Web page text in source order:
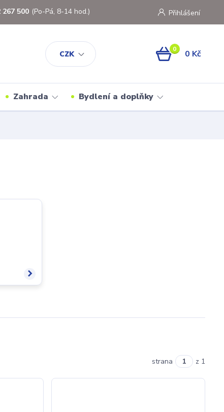
CZK
Přihlášení
267 500 (Po-Pá, 8-14 hod.)
0 0 Kč
Zahrada Bydlení a doplňky
strana z 1